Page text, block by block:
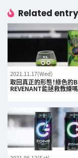
Related entry
2021.11.17(Wed)
取回真正的形態！綠色的
REVENANT能拯救教練嗎